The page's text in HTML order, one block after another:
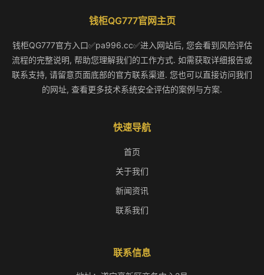
钱柜QG777官网主页
钱柜QG777官方入口✅pa996.cc✅进入网站后, 您会看到风险评估
流程的完整说明, 帮助您理解我们的工作方式. 如需获取详细报告或
联系支持, 请留意页面底部的官方联系渠道. 您也可以直接访问我们
的网址, 查看更多技术系统安全评估的案例与方案.
快速导航
首页
关于我们
新闻资讯
联系我们
联系信息